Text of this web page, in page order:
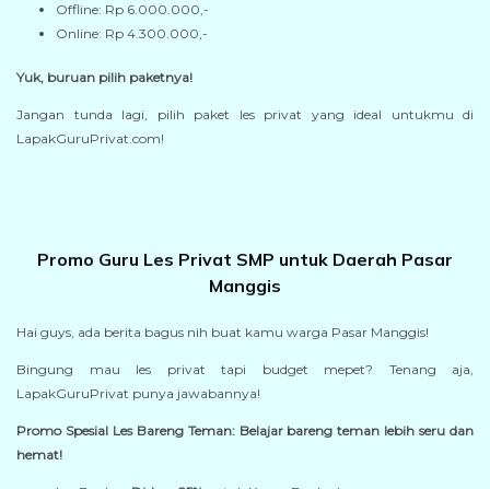
Offline: Rp 6.000.000,-
Online: Rp 4.300.000,-
Yuk, buruan pilih paketnya!
Jangan tunda lagi, pilih paket les privat yang ideal untukmu di
LapakGuruPrivat.com!
Promo Guru Les Privat SMP untuk Daerah Pasar
Manggis
Hai guys, ada berita bagus nih buat kamu warga Pasar Manggis!
Bingung mau les privat tapi budget mepet? Tenang aja,
LapakGuruPrivat punya jawabannya!
Promo Spesial Les Bareng Teman: Belajar bareng teman lebih seru dan
hemat!